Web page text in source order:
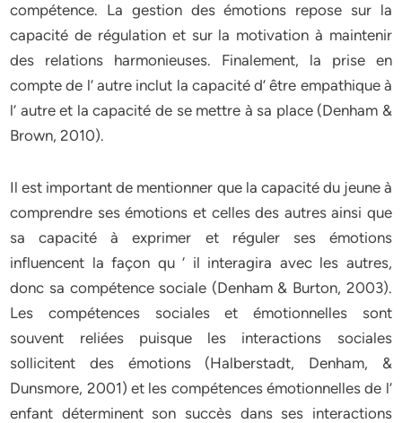
compétence. La gestion des émotions repose sur la
capacité de régulation et sur la motivation à maintenir
des relations harmonieuses. Finalement, la prise en
compte de l’ autre inclut la capacité d’ être empathique à
l’ autre et la capacité de se mettre à sa place (Denham &
Brown, 2010).
Il est important de mentionner que la capacité du jeune à
comprendre ses émotions et celles des autres ainsi que
sa capacité à exprimer et réguler ses émotions
influencent la façon qu ‘ il interagira avec les autres,
donc sa compétence sociale (Denham & Burton, 2003).
Les compétences sociales et émotionnelles sont
souvent reliées puisque les interactions sociales
sollicitent des émotions (Halberstadt, Denham, &
Dunsmore, 2001) et les compétences émotionnelles de l’
enfant déterminent son succès dans ses interactions